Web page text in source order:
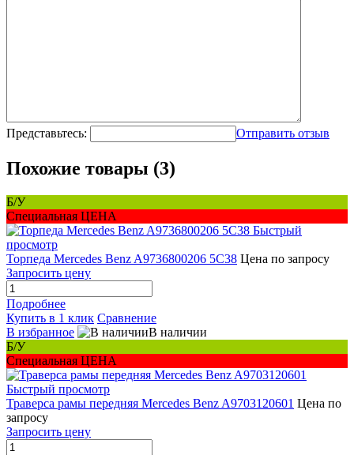
Представьтесь: Отправить отзыв
Похожие товары (3)
Б/У
Специальная ЦЕНА
Быстрый
просмотр
Торпеда Mercedes Benz A9736800206 5C38 Цена по запросу
Запросить цену
Подробнее
Купить в 1 клик Сравнение
В избранное
В наличии
Б/У
Специальная ЦЕНА
Быстрый просмотр
Траверса рамы передняя Mercedes Benz A9703120601 Цена по
запросу
Запросить цену